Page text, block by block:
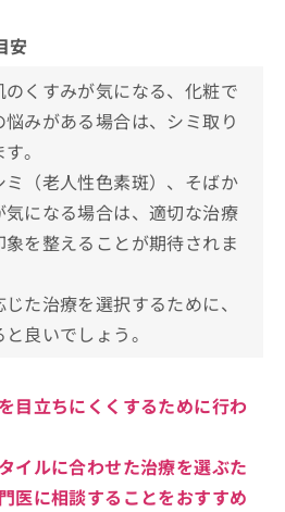
す)
皮メラノーシス)
着
知る
のスキンケア
選択とリスクの理解
のよくある質問10選！
評判のシミ取りにおすすめの
安
くすみが気になる、化粧で
みがある場合は、シミ取り
。
（老人性色素斑）、そばか
になる場合は、適切な治療
を整えることが期待されま
た治療を選択するために、
良いでしょう。
目立ちにくくするために行わ
イルに合わせた治療を選ぶた
医に相談することをおすすめ